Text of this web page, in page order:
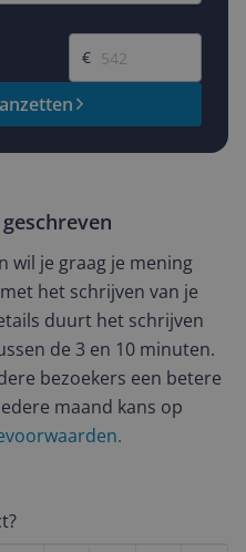
Gewenste prijs
€
wil je graag je mening
het schrijven van je
duurt het schrijven
de 3 en 10 minuten.
bezoekers een betere
maand kans op